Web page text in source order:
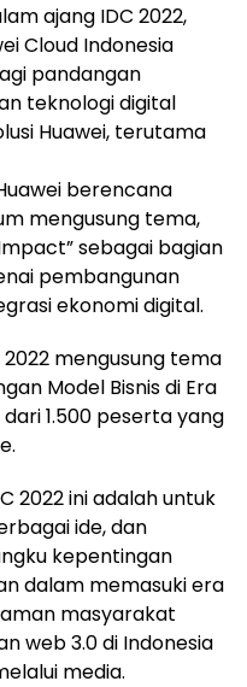
ajang IDC 2022,
Cloud Indonesia
pandangan
teknologi digital
Huawei, terutama
berencana
mengusung tema,
sebagai bagian
pembangunan
ekonomi digital.
mengusung tema
Model Bisnis di Era
1.500 peserta yang
2022 ini adalah untuk
ide, dan
kepentingan
dalam memasuki era
masyarakat
web 3.0 di Indonesia
media.